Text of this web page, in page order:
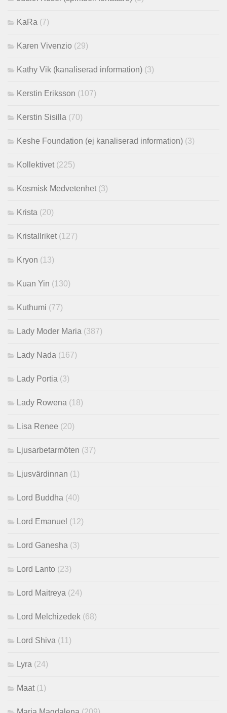
KaRa (7)
Karen Vivenzio (29)
Kathy Vik (kanaliserad information) (3)
Kerstin Eriksson (107)
Kerstin Sisilla (70)
Keshe Foundation (ej kanaliserad information) (3)
Kollektivet (225)
Kosmisk Medvetenhet (3)
Krista (20)
Kristallriket (127)
Kryon (13)
Kuan Yin (130)
Kuthumi (77)
Lady Moder Maria (387)
Lady Nada (167)
Lady Portia (3)
Lady Rowena (18)
Lisa Renee (20)
Ljusarbetarmöten (37)
Ljusvärdinnan (1)
Lord Buddha (40)
Lord Emanuel (12)
Lord Ganesha (3)
Lord Lanto (23)
Lord Maitreya (24)
Lord Melchizedek (68)
Lord Shiva (11)
Lyra (24)
Maat (1)